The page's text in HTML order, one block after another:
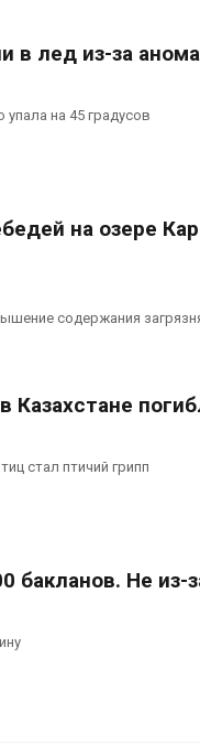
в лед из-за
упала на 45 градусов
на озере
содержания
Казахстане
стал птичий грипп
бакланов. Не из-